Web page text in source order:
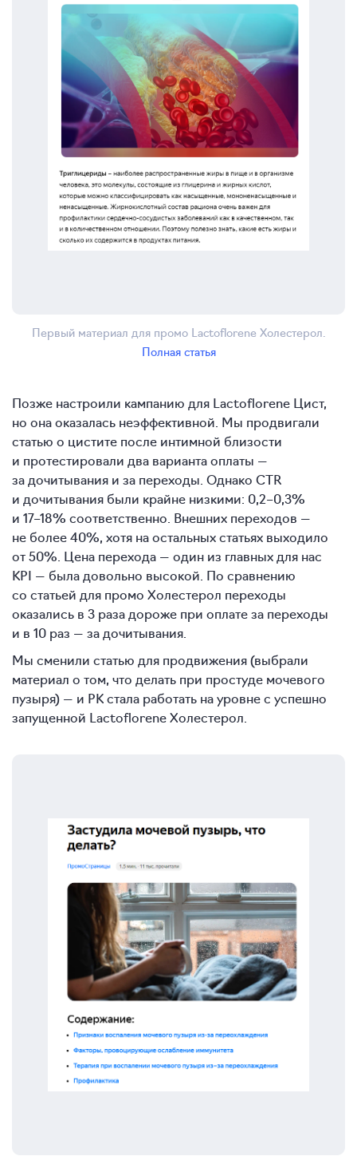
Первый материал для промо Lactoflorene Холестерол.
Полная статья
Позже настроили кампанию для Lactoflorene Цист,
но она оказалась неэффективной. Мы продвигали
статью о цистите после интимной близости
и протестировали два варианта оплаты —
за дочитывания и за переходы. Однако CTR
и дочитывания были крайне низкими: 0,2–0,3%
и 17–18% соответственно. Внешних переходов —
не более 40%, хотя на остальных статьях выходило
от 50%. Цена перехода — один из главных для нас
KPI — была довольно высокой. По сравнению
со статьей для промо Холестерол переходы
оказались в 3 раза дороже при оплате за переходы
и в 10 раз — за дочитывания.
Мы сменили статью для продвижения (выбрали
материал о том, что делать при простуде мочевого
пузыря) — и РК стала работать на уровне с успешно
запущенной Lactoflorene Холестерол.